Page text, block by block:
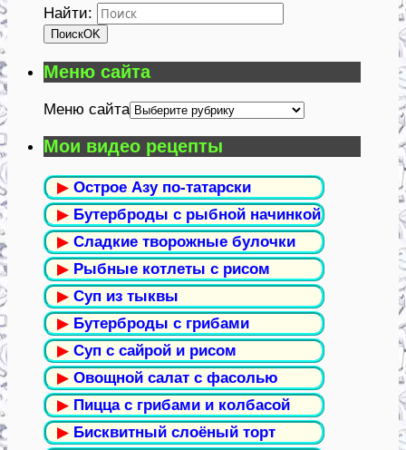
Найти:
ПоискOK
Меню сайта
Меню сайта
Мои видео рецепты
▶ Острое Азу по-татарски
▶ Бутерброды с рыбной начинкой
▶ Сладкие творожные булочки
▶ Рыбные котлеты с рисом
▶ Суп из тыквы
▶ Бутерброды с грибами
▶ Суп с сайрой и рисом
▶ Овощной салат с фасолью
▶ Пицца с грибами и колбасой
▶ Бисквитный слоёный торт